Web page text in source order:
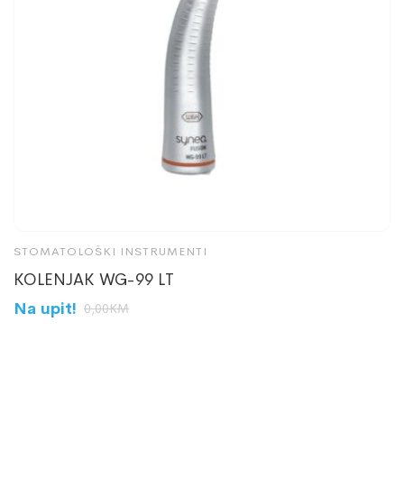
STOMATOLOŠKI INSTRUMENTI
KOLENJAK WG-99 LT
Na upit! 0,00KM